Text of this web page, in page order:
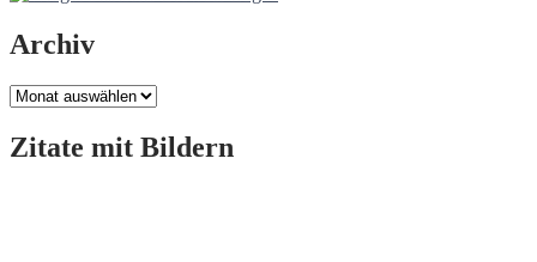
Archiv
Archiv
Zitate mit Bildern